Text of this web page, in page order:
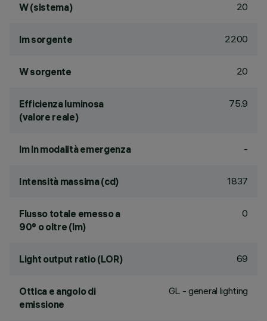
W (sistema) 20
lm sorgente 2200
W sorgente 20
Efficienza luminosa
(valore reale)
75.9
lm in modalità emergenza -
Intensità massima (cd) 1837
Flusso totale emesso a
90° o oltre (lm)
0
Light output ratio (LOR) 69
Ottica e angolo di
emissione
GL - general lighting